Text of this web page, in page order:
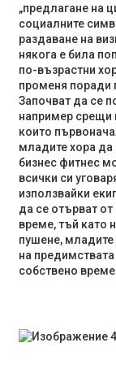
„предлагане на
социалните
раздаване на
някога е била
по-възрастни
променя поради
Започват да се
например срещи
които
младите хора да
бизнес фитнес
всички си
използвайки
да се отърват
време, тъй като
пушене, младите
на
собствено време